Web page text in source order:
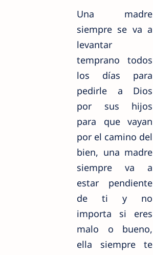
Una madre
siempre se va a
levantar
temprano todos
los días para
pedirle a Dios
por sus hijos
para que vayan
por el camino del
bien, una madre
siempre va a
estar pendiente
de ti y no
importa si eres
malo o bueno,
ella siempre te